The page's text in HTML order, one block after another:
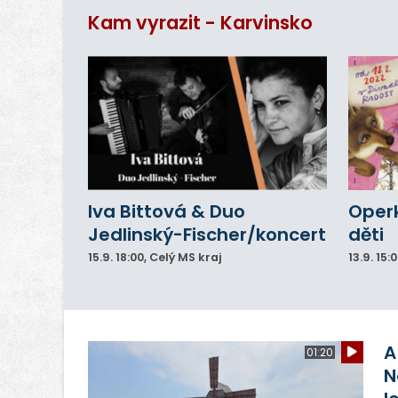
Kam vyrazit - Karvinsko
Iva Bittová & Duo
Jedlinský-Fischer/koncert
15.9.18:00, Celý MS kraj
děti
13.9.
01:20